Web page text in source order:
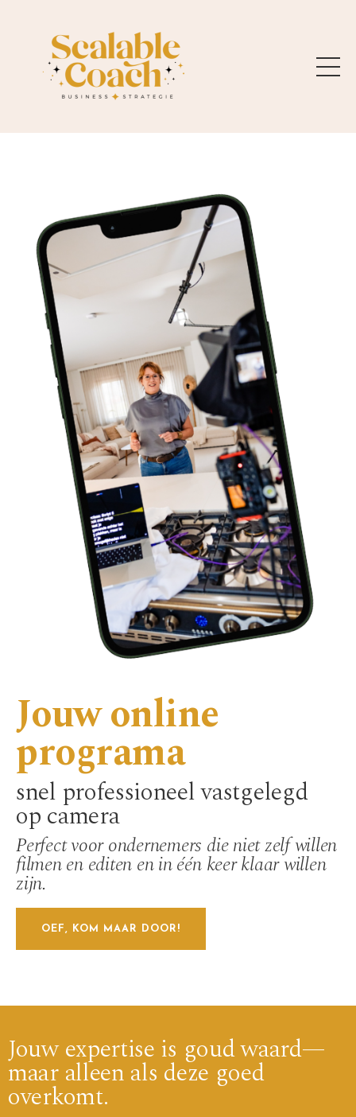
Jouw online
programa
snel professioneel vastgelegd
op camera
Perfect voor ondernemers die niet zelf willen
filmen en editen en in één keer klaar willen
zijn.
OEF, KOM MAAR DOOR!
Jouw expertise is goud waard—
maar alleen als deze goed
overkomt.